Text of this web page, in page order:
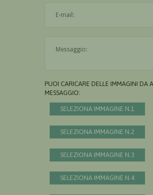
PUOI CARICARE DELLE IMMAGINI DA
MESSAGGIO:
SELEZIONA IMMAGINE N.1
SELEZIONA IMMAGINE N.2
SELEZIONA IMMAGINE N.3
SELEZIONA IMMAGINE N.4